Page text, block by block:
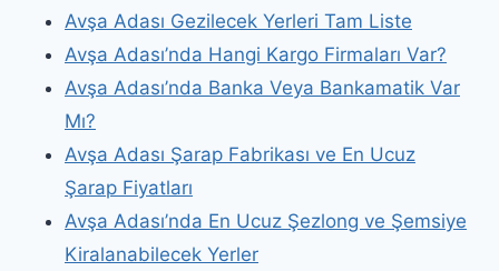
Avşa Adası Gezilecek Yerleri Tam Liste
Avşa Adası’nda Hangi Kargo Firmaları Var?
Avşa Adası’nda Banka Veya Bankamatik Var
Mı?
Avşa Adası Şarap Fabrikası ve En Ucuz
Şarap Fiyatları
Avşa Adası’nda En Ucuz Şezlong ve Şemsiye
Kiralanabilecek Yerler